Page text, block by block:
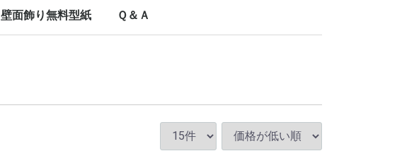
壁面飾り無料型紙 Ｑ＆Ａ